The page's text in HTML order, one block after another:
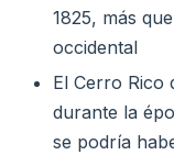
1825, más
occidental
El Cerro Rico
durante la
se podría